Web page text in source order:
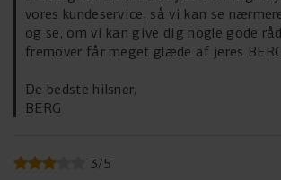
vores kundeservice, så vi kan se
og se, om vi kan give dig nogle gode
fremover får meget glæde af jeres
De bedste hilsner,
BERG
3/5